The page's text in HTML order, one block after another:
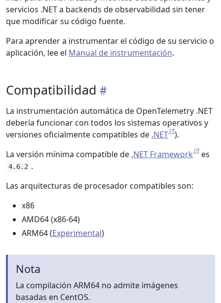
servicios .NET a backends de observabilidad sin tener
que modificar su código fuente.
Para aprender a instrumentar el código de su servicio o
aplicación, lee el Manual de instrumentación.
Compatibilidad
La instrumentación automática de OpenTelemetry .NET
debería funcionar con todos los sistemas operativos y
versiones oficialmente compatibles de .NET ).
La versión mínima compatible de .NET Framework es
4.6.2 .
Las arquitecturas de procesador compatibles son:
x86
AMD64 (x86-64)
ARM64 (Experimental)
Nota
La compilación ARM64 no admite imágenes
basadas en CentOS.